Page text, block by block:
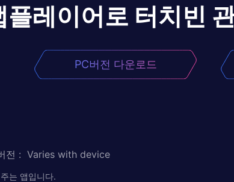
플레이어로 터치빈
PC버전 다운로드
전 : Varies with device
는 앱입니다.